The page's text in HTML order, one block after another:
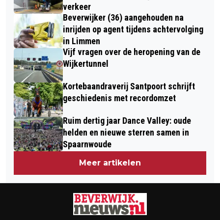
verkeer
Beverwijker (36) aangehouden na
inrijden op agent tijdens achtervolging
in Limmen
Vijf vragen over de heropening van de
Wijkertunnel
Kortebaandraverij Santpoort schrijft
geschiedenis met recordomzet
Ruim dertig jaar Dance Valley: oude
helden en nieuwe sterren samen in
Spaarnwoude
Meer artikelen